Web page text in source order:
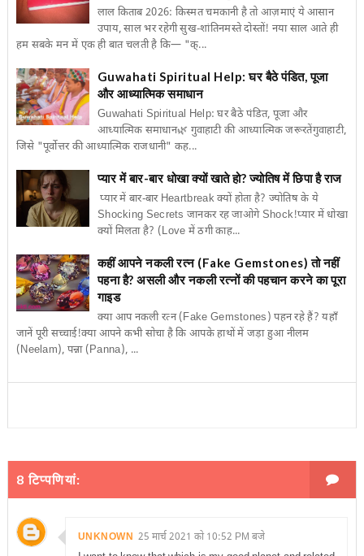
लाल किताब 2026: किस्मत चमकानी है तो आज़माएं ये आसान
उपाय, साल भर रहेगी सुख-शांतिनमस्ते दोस्तों! नया साल आते ही
हम सबके मन में एक ही बात चलती है कि— "क्...
Guwahati Spiritual Help: घर बैठे पंडित, पूजा
और आध्यात्मिक समाधान
Guwahati Spiritual Help: घर बैठे पंडित, पूजा और
आध्यात्मिक समाधान🌿 गुवाहाटी की आध्यात्मिक जरूरतेंगुवाहाटी,
जिसे "पूर्वोत्तर की आध्यात्मिक राजधानी" कह...
प्यार में बार-बार धोखा क्यों खाते हो? ज्योतिष में छिपा है राज
प्यार में बार-बार Heartbreak क्यों होता है? ज्योतिष के ये
Shocking Secrets जानकर रह जाओगे Shock!प्यार में धोखा
क्यों मिलता है? (Love में ठगी काह...
कहीं आपने नकली रत्न (Fake Gemstones) तो नहीं
पहना है? असली और नकली रत्नों की पहचान करने का पूरा
गाइड
क्या आप नकली रत्न (Fake Gemstones) पहन रहे हैं? यहाँ
जानें पूरी सच्चाई!क्या आपने कभी सोचा है कि आपके हाथों में जड़ा हुआ नीलम
(Neelam), पन्ना (Panna), ...
8 टिप्‍पणियां:
UNKNOWN 25 मार्च 2021 को 10:52 PM बजे